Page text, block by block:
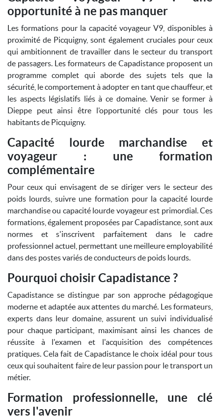
opportunité à ne pas manquer
Les formations pour la capacité voyageur V9, disponibles à
proximité de Picquigny, sont également cruciales pour ceux
qui ambitionnent de travailler dans le secteur du transport
de passagers. Les formateurs de Capadistance proposent un
programme complet qui aborde des sujets tels que la
sécurité, le comportement à adopter en tant que chauffeur, et
les aspects législatifs liés à ce domaine. Venir se former à
Dieppe peut ainsi être l’opportunité clés pour tous les
habitants de Picquigny.
Capacité lourde marchandise et
voyageur : une formation
complémentaire
Pour ceux qui envisagent de se diriger vers le secteur des
poids lourds, suivre une formation pour la capacité lourde
marchandise ou capacité lourde voyageur est primordial. Ces
formations, également proposées par Capadistance, sont aux
normes et s'inscrivent parfaitement dans le cadre
professionnel actuel, permettant une meilleure employabilité
dans des postes variés de conducteurs de poids lourds.
Pourquoi choisir Capadistance ?
Capadistance se distingue par son approche pédagogique
moderne et adaptée aux attentes du marché. Les formateurs,
experts dans leur domaine, assurent un suivi individualisé
pour chaque participant, maximisant ainsi les chances de
réussite à l'examen et l'acquisition des compétences
pratiques. Cela fait de Capadistance le choix idéal pour tous
ceux qui souhaitent faire de leur passion pour le transport un
métier.
Formation professionnelle, une clé
vers l'avenir